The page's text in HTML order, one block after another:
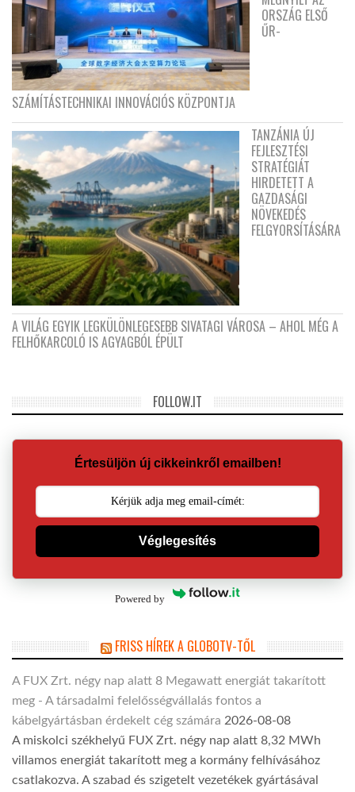
ORSZÁG ELSŐ
ŰR-
SZÁMÍTÁSTECHNIKAI INNOVÁCIÓS KÖZPONTJA
TANZÁNIA ÚJ
FEJLESZTÉSI
STRATÉGIÁT
HIRDETETT A
GAZDASÁGI
NÖVEKEDÉS
FELGYORSÍTÁSÁRA
A VILÁG EGYIK LEGKÜLÖNLEGESEBB SIVATAGI VÁROSA – AHOL MÉG A
FELHŐKARCOLÓ IS AGYAGBÓL ÉPÜLT
FOLLOW.IT
Értesüljön új cikkeinkről emailben!
Véglegesítés
Powered by
FRISS HÍREK A GLOBOTV-TŐL
A FUX Zrt. négy nap alatt 8 Megawatt energiát takarított
meg - A társadalmi felelősségvállalás fontos a
kábelgyártásban érdekelt cég számára 2026-08-08
A miskolci székhelyű FUX Zrt. négy nap alatt 8,32 MWh
villamos energiát takarított meg a kormány felhívásához
csatlakozva. A szabad és szigetelt vezetékek gyártásával